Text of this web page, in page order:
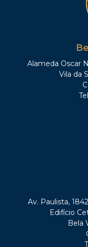
Alameda Oscar
Vila da
Av. Paulista,
Edifício
Bela